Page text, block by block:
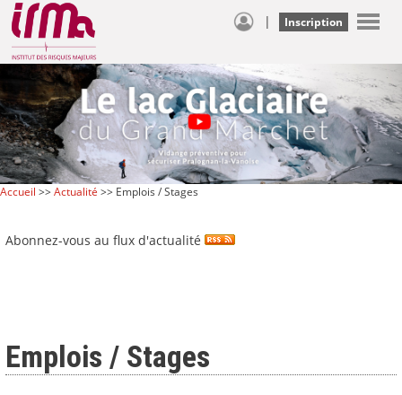
| Inscription
Accueil >>Actualité >> Emplois / Stages
Abonnez-vous au flux d'actualité
Emplois / Stages